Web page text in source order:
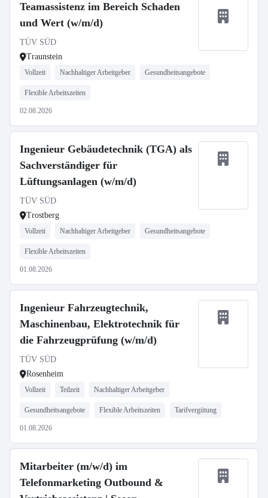
Teamassistenz im Bereich Schaden
und Wert (w/m/d)
TÜV SÜD
Traunstein
Vollzeit Nachhaltiger Arbeitgeber Gesundheitsangebote
Flexible Arbeitszeiten
02.08.2026
Ingenieur Gebäudetechnik (TGA) als
Sachverständiger für
Lüftungsanlagen (w/m/d)
TÜV SÜD
Trostberg
Vollzeit Nachhaltiger Arbeitgeber Gesundheitsangebote
Flexible Arbeitszeiten
01.08.2026
Ingenieur Fahrzeugtechnik,
Maschinenbau, Elektrotechnik für
die Fahrzeugprüfung (w/m/d)
TÜV SÜD
Rosenheim
Vollzeit Teilzeit Nachhaltiger Arbeitgeber
Gesundheitsangebote Flexible Arbeitszeiten Tarifvergütung
01.08.2026
Mitarbeiter (m/w/d) im
Telefonmarketing Outbound &